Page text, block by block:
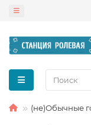
(не)Обычные